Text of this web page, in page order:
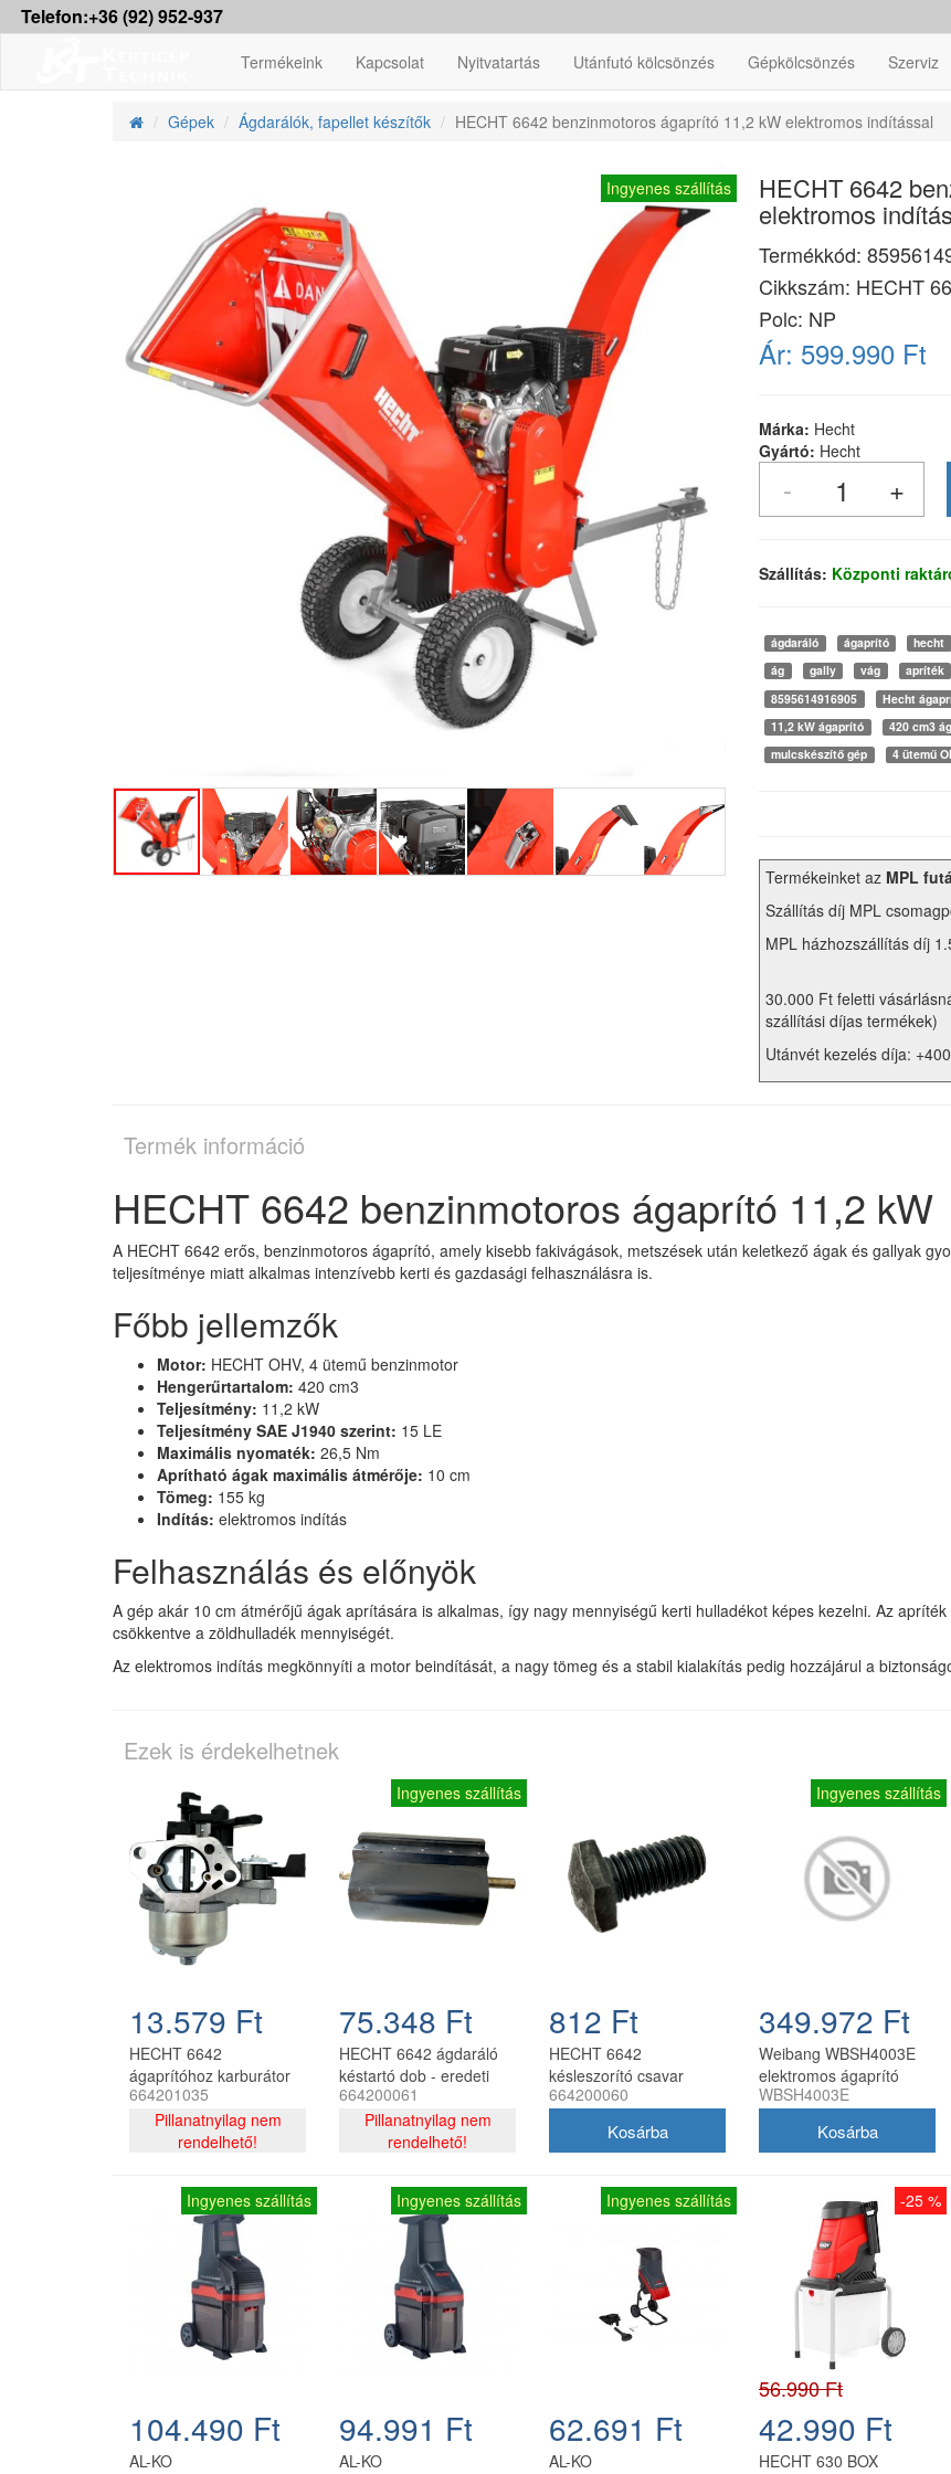
Telefon:+36 (92) 952-937
Termékeink Kapcsolat Nyitvatartás Utánfutó kölcsönzés Gépkölcsönzés Szerviz
Gépek Ágdarálók, fapellet készítők HECHT 6642 benzinmotoros ágaprító 11,2 kW elektromos indítással
Ingyenes szállítás HECHT 6642
elektromos
Termékkód:
Cikkszám: HECHT
Polc: NP
Ár: 599.990 Ft
Márka: Hecht
Gyártó: Hecht
Szállítás: Központi
ágdaráló ágaprító hecht
ág
gally vág apríték
8595614916905
Hecht
11,2 kW ágaprító
420 cm3
mulcskészítő gép
4 ütemű
Termékeinket az MPL
Szállítás díj MPL
MPL házhozszállítás díj
30.000 Ft feletti
szállítási díjas termékek)
Utánvét kezelés díja:
Termék információ
HECHT 6642 benzinmotoros ágaprító 11,2 kW
A HECHT 6642 erős, benzinmotoros ágaprító, amely kisebb fakivágások, metszések után keletkező ágak és gallyak
teljesítménye miatt alkalmas intenzívebb kerti és gazdasági felhasználásra is.
Főbb jellemzők
Motor: HECHT OHV, 4 ütemű benzinmotor
Hengerűrtartalom: 420 cm3
Teljesítmény: 11,2 kW
Teljesítmény SAE J1940 szerint: 15 LE
Maximális nyomaték: 26,5 Nm
Aprítható ágak maximális átmérője: 10 cm
Tömeg: 155 kg
Indítás: elektromos indítás
Felhasználás és előnyök
A gép akár 10 cm átmérőjű ágak aprítására is alkalmas, így nagy mennyiségű kerti hulladékot képes kezelni. Az
csökkentve a zöldhulladék mennyiségét.
Az elektromos indítás megkönnyíti a motor beindítását, a nagy tömeg és a stabil kialakítás pedig hozzájárul a
Ezek is érdekelhetnek
13.579 Ft
HECHT 6642
ágaprítóhoz karburátor
komplett szett
664201035
Pillanatnyilag nem
rendelhető!
Ingyenes szállítás
75.348 Ft
HECHT 6642 ágdaráló
késtartó dob - eredeti
késtartó egység
664200061
Pillanatnyilag nem
rendelhető!
812 Ft
HECHT 6642
késleszorító csavar
ágaprítóhoz
664200060
Ingyenes szállítás
349.972 Ft
Weibang WBSH4003E
elektromos ágaprító
2400 W
WBSH4003E
Ingyenes szállítás
104.490 Ft
AL-KO
Ingyenes szállítás
94.991 Ft
AL-KO
Ingyenes szállítás
62.691 Ft
AL-KO
-25 %
56.990 Ft
42.990 Ft
HECHT 630 BOX